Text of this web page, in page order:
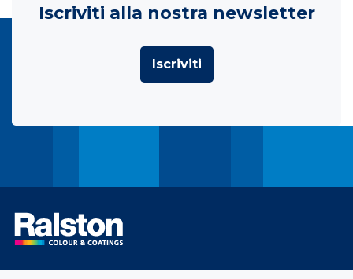
Iscriviti alla nostra newsletter
Iscriviti